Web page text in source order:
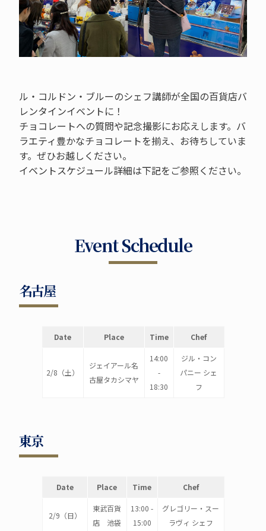
ル・コルドン・ブルーのシェフ講師が全国の百貨店バ
レンタインイベントに！
チョコレートへの質問や記念撮影にお応えします。バ
ラエティ豊かなチョコレートを揃え、お待ちしていま
す。ぜひお越しください。
イベントスケジュール詳細は下記をご参照ください。
Event Schedule
名古屋
Date Place Time Chef
2/8（土）
ジェイアール名
古屋タカシマヤ
14:00
-
18:30
ジル・コン
パニー シェ
フ
東京
Date Place Time Chef
2/9（日）
東武百貨
店 池袋
13:00 -
15:00
グレゴリー・スー
ラヴィ シェフ